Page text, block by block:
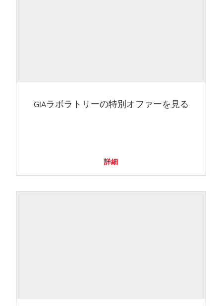
GIAラボラトリーの特別オファーを見る
詳細